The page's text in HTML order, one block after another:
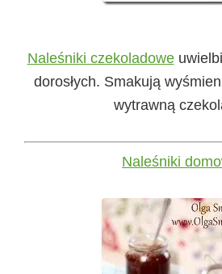
Naleśniki czekoladowe
dorosłych. Smakują
wytrawną
Naleśniki